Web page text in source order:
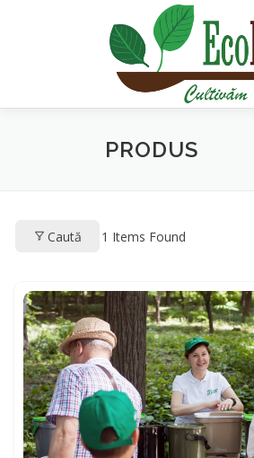
PRODUS
Caută 1 Items Found